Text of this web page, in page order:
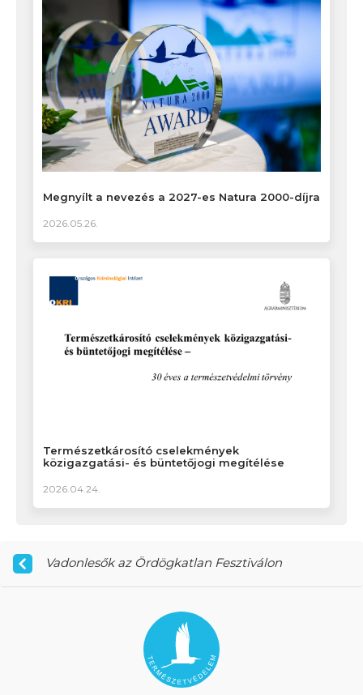
Megnyílt a nevezés a 2027-es Natura 2000-díjra
2026.05.26.
Természetkárosító cselekmények
közigazgatási- és büntetőjogi megítélése
2026.04.24.
Vadonlesők az Ördögkatlan Fesztiválon